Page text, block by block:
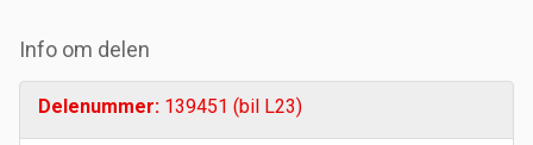
Info om delen
Delenummer: 139451 (bil L23)